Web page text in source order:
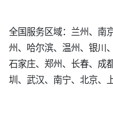
全国服务区域：兰州、南
州、哈尔滨、温州、银川
石家庄、郑州、长春、成
圳、武汉、南宁、北京、